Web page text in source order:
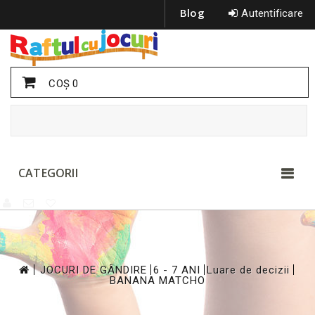
Autentificare
Blog
COŞ0
CATEGORII
>
JOCURI DE GÂNDIRE 6 - 7 ANI
>
Luare de decizii
BANANA MATCHO